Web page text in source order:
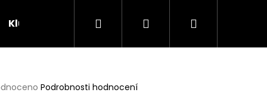
Klubovna SoutěžeHledat PřihlášeníNákupní
Podrobnosti hodnocení